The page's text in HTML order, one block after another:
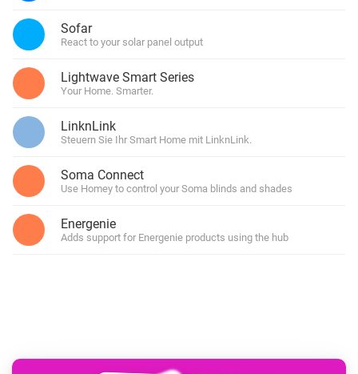
Sofar
React to your solar panel output
Lightwave Smart Series
Your Home. Smarter.
LinknLink
Steuern Sie Ihr Smart Home mit LinknLink.
Soma Connect
Use Homey to control your Soma blinds and shades
Energenie
Adds support for Energenie products using the hub